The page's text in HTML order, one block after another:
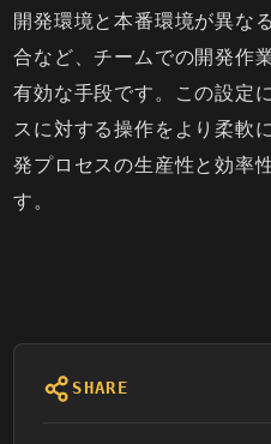
開発環境と本番環境が異な
合など、チームでの開発作
有効な手段です。この設定
スに対する操作をより柔軟
発プロセスの生産性と効率
す。
SHARE